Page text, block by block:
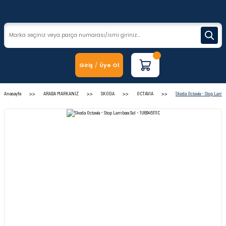
Giriş / Üye Ol
Anasayfa ARABA MARKANIZ SKODA OCTAVIA Skoda Octavia - Stop